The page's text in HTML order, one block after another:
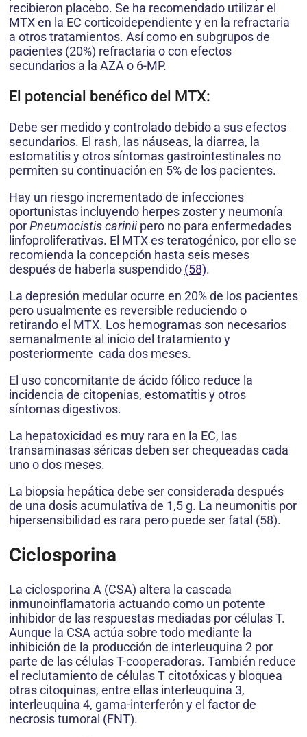
recibieron placebo. Se ha recomendado utilizar el
MTX en la EC corticoidependiente y en la refractaria
a otros tratamientos. Así como en subgrupos de
pacientes (20%) refractaria o con efectos
secundarios a la AZA o 6-MP.
El potencial benéfico del MTX:
Debe ser medido y controlado debido a sus efectos
secundarios. El rash, las náuseas, la diarrea, la
estomatitis y otros síntomas gastrointestinales no
permiten su continuación en 5% de los pacientes.
Hay un riesgo incrementado de infecciones
oportunistas incluyendo herpes zoster y neumonía
porPneumocistis cariniipero no para enfermedades
linfoproliferativas. El MTX es teratogénico, por ello se
recomienda la concepción hasta seis meses
después de haberla suspendido (58).
La depresión medular ocurre en 20% de los pacientes
pero usualmente es reversible reduciendo o
retirando el MTX. Los hemogramas son necesarios
semanalmente al inicio del tratamiento y
posteriormente cada dos meses.
El uso concomitante de ácido fólico reduce la
incidencia de citopenias, estomatitis y otros
síntomas digestivos.
La hepatoxicidad es muy rara en la EC, las
transaminasas séricas deben ser chequeadas cada
uno o dos meses.
La biopsia hepática debe ser considerada después
de una dosis acumulativa de 1,5 g. La neumonitis por
hipersensibilidad es rara pero puede ser fatal (58).
Ciclosporina
La ciclosporina A (CSA) altera la cascada
inmunoinflamatoria actuando como un potente
inhibidor de las respuestas mediadas por células T.
Aunque la CSA actúa sobre todo mediante la
inhibición de la producción de interleuquina 2 por
parte de las células T-cooperadoras. También reduce
el reclutamiento de células T citotóxicas y bloquea
otras citoquinas, entre ellas interleuquina 3,
interleuquina 4, gama-interferón y el factor de
necrosis tumoral (FNT).